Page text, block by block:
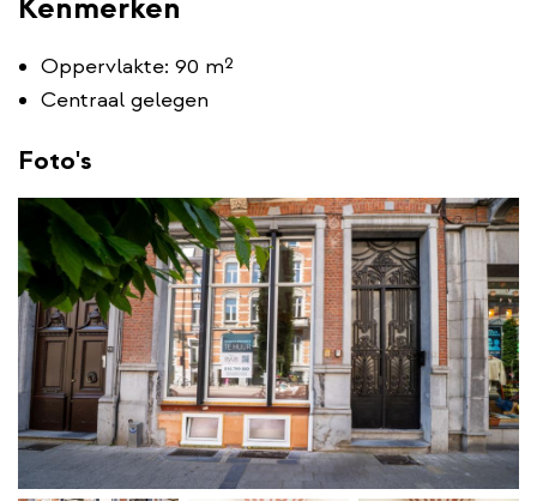
Oppervlakte: 90 m²
Centraal gelegen
Foto's